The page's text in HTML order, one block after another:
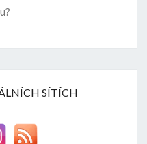
SÍTÍCH